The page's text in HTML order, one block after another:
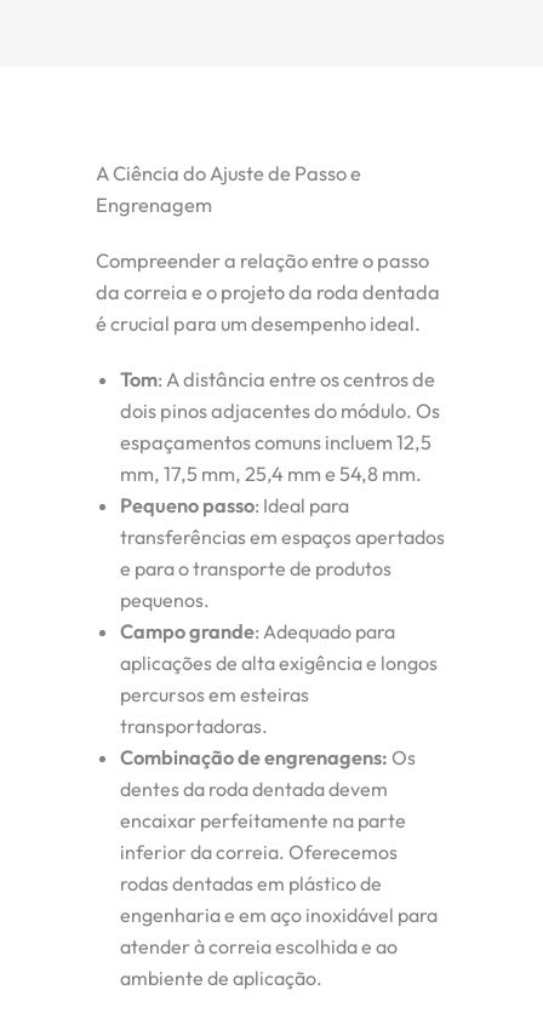
A Ciência do Ajuste de Passo e
Engrenagem
Compreender a relação entre o passo
da correia e o projeto da roda dentada
é crucial para um desempenho ideal.
Tom: A distância entre os centros de
dois pinos adjacentes do módulo. Os
espaçamentos comuns incluem 12,5
mm, 17,5 mm, 25,4 mm e 54,8 mm.
Pequeno passo: Ideal para
transferências em espaços apertados
e para o transporte de produtos
pequenos.
Campo grande: Adequado para
aplicações de alta exigência e longos
percursos em esteiras
transportadoras.
Combinação de engrenagens: Os
dentes da roda dentada devem
encaixar perfeitamente na parte
inferior da correia. Oferecemos
rodas dentadas em plástico de
engenharia e em aço inoxidável para
atender à correia escolhida e ao
ambiente de aplicação.